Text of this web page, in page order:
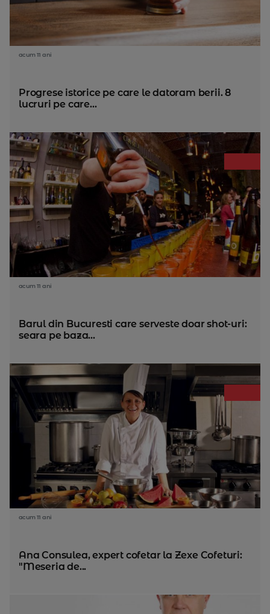
acum 11 ani
Progrese istorice pe care le datoram berii. 8
lucruri pe care...
acum 11 ani
Barul din Bucuresti care serveste doar shot-uri:
seara pe baza...
acum 11 ani
Ana Consulea, expert cofetar la Zexe Cofeturi:
"Meseria de...